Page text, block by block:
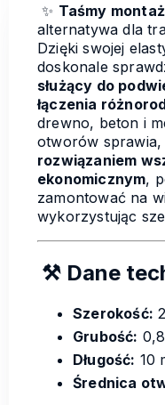
✨ Taśmy
alternatywa dla
Dzięki swojej
doskonale
służący do
łączenia
drewno, beton i
otworów
rozwiązaniem
ekonomicznym,
zamontować na
wykorzystując
⚒ Dane
Szerokość:
Grubość:
Długość: 10
Średnica